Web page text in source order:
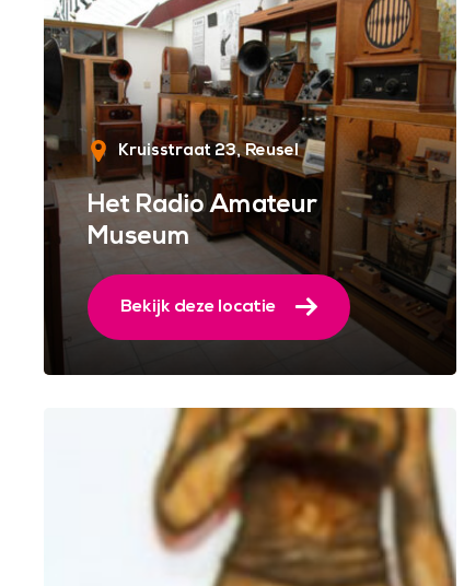
Kruisstraat 23 Reusel
Het Radio Amateur
Museum
Bekijk deze locatie